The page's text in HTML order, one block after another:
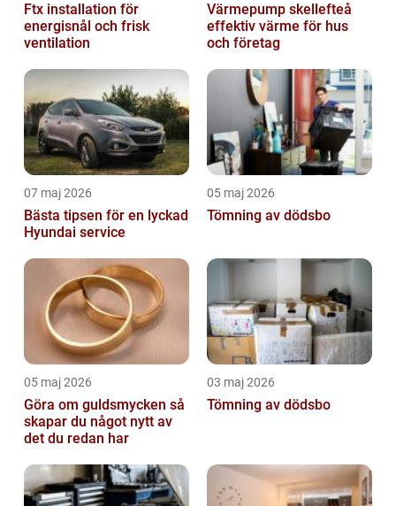
Ftx installation för
energisnål och frisk
ventilation
Värmepump skellefteå
effektiv värme för hus
och företag
07 maj 2026
Bästa tipsen för en lyckad
Hyundai service
05 maj 2026
Tömning av dödsbo
05 maj 2026
Göra om guldsmycken så
skapar du något nytt av
det du redan har
03 maj 2026
Tömning av dödsbo